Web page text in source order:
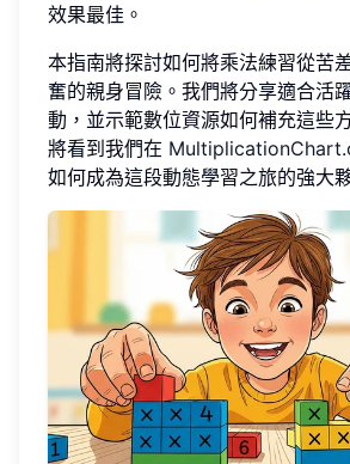
效果最佳。
本指南將探討如何將乘法練習從苦
奮的親身冒險。我們將分享適合活
動，並示範數位資源如何補充這些
將看到我們在
如何成為這段動態學習之旅的強大